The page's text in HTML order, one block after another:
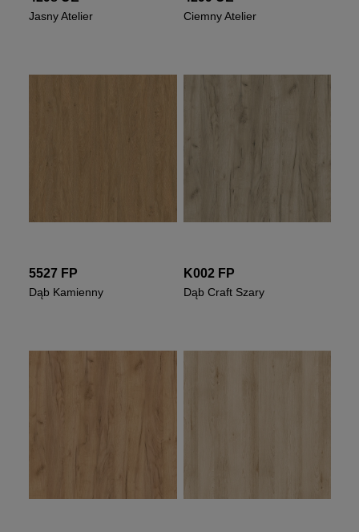
Jasny Atelier Ciemny Atelier
5527 FP
Dąb Kamienny
K002 FP
Dąb Craft Szary